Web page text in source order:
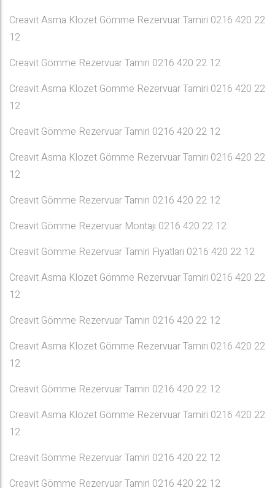
Creavit Asma Klozet Gömme Rezervuar Tamiri 0216 420 22
12
Creavit Gömme Rezervuar Tamiri 0216 420 22 12
Creavit Asma Klozet Gömme Rezervuar Tamiri 0216 420 22
12
Creavit Gömme Rezervuar Tamiri 0216 420 22 12
Creavit Asma Klozet Gömme Rezervuar Tamiri 0216 420 22
12
Creavit Gömme Rezervuar Tamiri 0216 420 22 12
Creavit Gömme Rezervuar Montajı 0216 420 22 12
Creavit Gömme Rezervuar Tamiri Fiyatları 0216 420 22 12
Creavit Asma Klozet Gömme Rezervuar Tamiri 0216 420 22
12
Creavit Gömme Rezervuar Tamiri 0216 420 22 12
Creavit Asma Klozet Gömme Rezervuar Tamiri 0216 420 22
12
Creavit Gömme Rezervuar Tamiri 0216 420 22 12
Creavit Asma Klozet Gömme Rezervuar Tamiri 0216 420 22
12
Creavit Gömme Rezervuar Tamiri 0216 420 22 12
Creavit Gömme Rezervuar Tamiri 0216 420 22 12